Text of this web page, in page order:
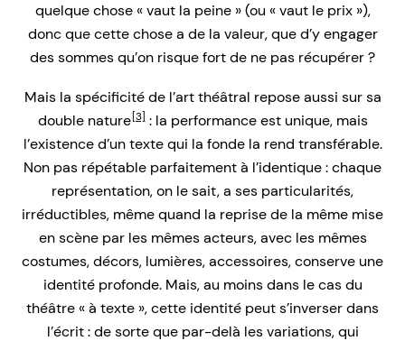
quelque chose « vaut la peine » (ou « vaut le prix »),
donc que cette chose a de la valeur, que d’y engager
des sommes qu’on risque fort de ne pas récupérer ?
Mais la spécificité de l’art théâtral repose aussi sur sa
double nature[3]: la performance est unique, mais
l’existence d’un texte qui la fonde la rend transférable.
Non pas répétable parfaitement à l’identique : chaque
représentation, on le sait, a ses particularités,
irréductibles, même quand la reprise de la même mise
en scène par les mêmes acteurs, avec les mêmes
costumes, décors, lumières, accessoires, conserve une
identité profonde. Mais, au moins dans le cas du
théâtre « à texte », cette identité peut s’inverser dans
l’écrit : de sorte que par-delà les variations, qui